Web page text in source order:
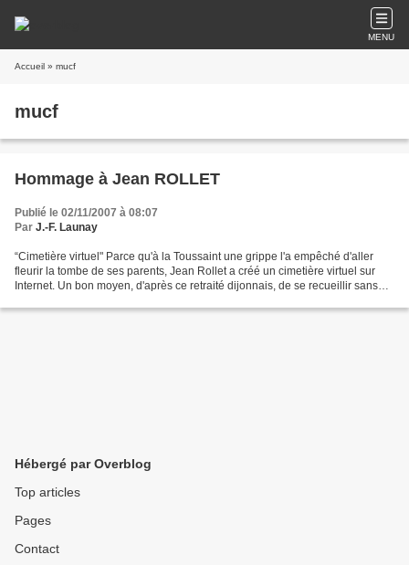
MENU
Accueil » mucf
mucf
Hommage à Jean ROLLET
Publié le 02/11/2007 à 08:07
Par J.-F. Launay
“Cimetière virtuel" Parce qu'à la Toussaint une grippe l'a empêché d'aller
fleurir la tombe de ses parents, Jean Rollet a créé un cimetière virtuel sur
Internet. Un bon moyen, d'après ce retraité dijonnais, de se recueillir sans
Hébergé par Overblog
Top articles
Pages
Contact